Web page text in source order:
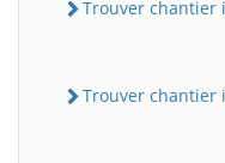
Trouver chantier
Trouver chantier